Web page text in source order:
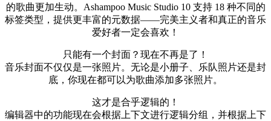
的歌曲更加生动。Ashampoo Music Studio 10 支持 18 种不同的
标签类型，提供更丰富的元数据——完美主义者和真正的音乐
爱好者一定会喜欢！
只能有一个封面？现在不再是了！
音乐封面不仅仅是一张照片。无论是小册子、乐队照片还是封
底，你现在都可以为歌曲添加多张​​照片。
这才是合乎逻辑的！
编辑器中的功能现在会根据上下文进行逻辑分组，并根据上下